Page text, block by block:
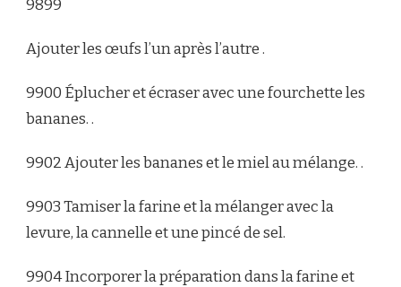
9899
Ajouter les œufs l’un après l’autre .
9900 Éplucher et écraser avec une fourchette les
bananes. .
9902 Ajouter les bananes et le miel au mélange. .
9903 Tamiser la farine et la mélanger avec la
levure, la cannelle et une pincé de sel.
9904 Incorporer la préparation dans la farine et